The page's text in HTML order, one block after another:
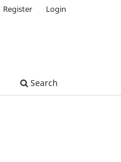
Search
Register Login